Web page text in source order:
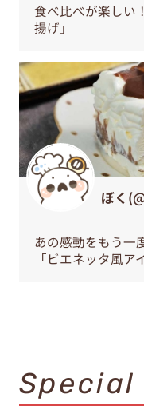
食べ比べが楽しい
揚げ」
ぼく
あの感動をもう一
「ビエネッタ風ア
Special